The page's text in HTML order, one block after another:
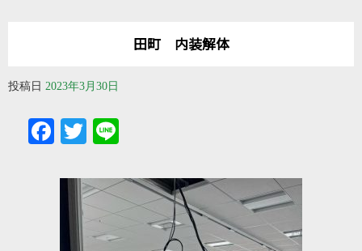
田町 内装解体
投稿日 2023年3月30日
Facebook
Twitter